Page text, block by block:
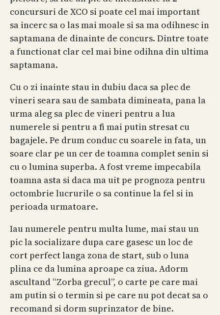
concursuri de XCO si poate cel mai important
sa incerc sa o las mai moale si sa ma odihnesc in
saptamana de dinainte de concurs. Dintre toate
a functionat clar cel mai bine odihna din ultima
saptamana.
Cu o zi inainte stau in dubiu daca sa plec de
vineri seara sau de sambata dimineata, pana la
urma aleg sa plec de vineri pentru a lua
numerele si pentru a fi mai putin stresat cu
bagajele. Pe drum conduc cu soarele in fata, un
soare clar pe un cer de toamna complet senin si
cu o lumina superba. A fost vreme impecabila
toamna asta si daca ma uit pe prognoza pentru
octombrie lucrurile o sa continue la fel si in
perioada urmatoare.
Iau numerele pentru multa lume, mai stau un
pic la socializare dupa care gasesc un loc de
cort perfect langa zona de start, sub o luna
plina ce da lumina aproape ca ziua. Adorm
ascultand “Zorba grecul”, o carte pe care mai
am putin si o termin si pe care nu pot decat sa o
recomand si dorm suprinzator de bine.